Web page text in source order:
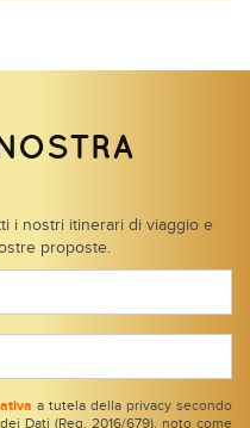
i nostri itinerari di viaggio e
proposte.
a tutela della privacy secondo
Dati (Reg. 2016/679), noto come